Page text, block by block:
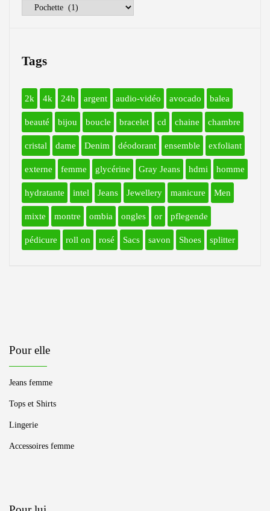
Tags
2k 4k 24h argent audio-vidéo avocado balea
beauté bijou boucle bracelet cd chaine chambre
cristal dame Denim déodorant ensemble exfoliant
externe femme glycérine Gray Jeans hdmi homme
hydratante intel Jeans Jewellery manicure Men
mixte montre ombia ongles or pflegende
pédicure roll on rosé Sacs savon Shoes splitter
Pour elle
Jeans femme
Tops et Shirts
Lingerie
Accessoires femme